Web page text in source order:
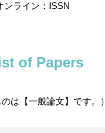
ライン：ISSN
of Papers
は【一般論文】です。）